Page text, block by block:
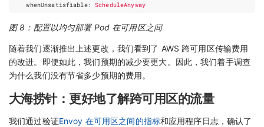
whenUnsatisfiable: ScheduleAnyway
图 8：配置以均匀部署 Pod 在可用区之间
随着我们逐渐推出上述更改，我们看到了 AWS 跨可用区传输费用
的改进。即便如此，我们预期的减少要更大。因此，我们着手调查
为什么我们没有节省多少预期的费用。
大海捞针：更好地了解跨可用区的流量
我们通过验证Envoy 在可用区之间的指标和应用程序日志，确认了